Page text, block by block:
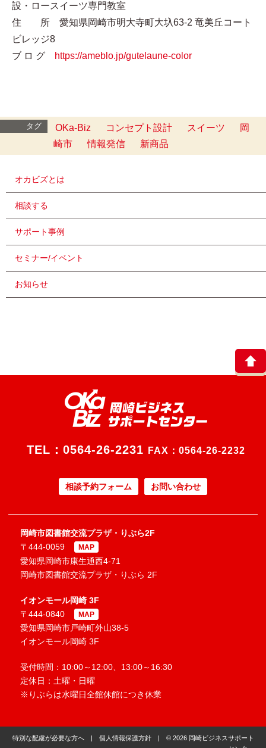
設・ロースイーツ専⾨教室
住 所 愛知県岡崎市明大寺町大圦63-2 竜美丘コート
ビレッジ8
ブ ロ グ
https://ameblo.jp/gutelaune-color
タグ OKa-Biz コンセプト設計 スイーツ
岡
崎市
情報発信 新商品
オカビズとは
相談する
サポート事例
セミナー/イベント
お知らせ
TEL： 0564-26-2231 FAX：0564-26-2232
相談予約フォーム お問い合わせ
岡崎市図書館交流プラザ・りぶら2F
〒444-0059
MAP
愛知県岡崎市康生通西4-71
岡崎市図書館交流プラザ・りぶら 2F
イオンモール岡崎 3F
〒444-0840
MAP
愛知県岡崎市戸崎町外山38-5
イオンモール岡崎 3F
受付時間：10:00～12:00、13:00～16:30
定休日：土曜・日曜
※りぶらは水曜日全館休館につき休業
特別な配慮が必要な方へ 個人情報保護方針 | © 2026 岡崎ビジネスサポート